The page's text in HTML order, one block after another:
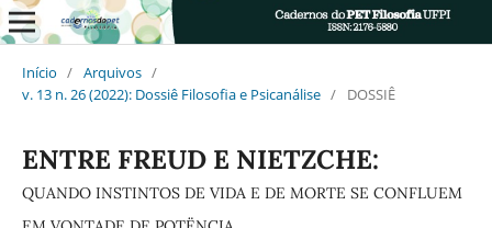
Início / Arquivos /
v. 13 n. 26 (2022): Dossiê Filosofia e Psicanálise / DOSSIÊ
ENTRE FREUD E NIETZCHE:
QUANDO INSTINTOS DE VIDA E DE MORTE SE CONFLUEM